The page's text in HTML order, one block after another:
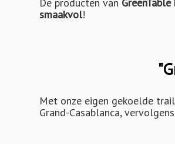
smaakvol!
Met onze eigen gekoelde
Grand-Casablanca,